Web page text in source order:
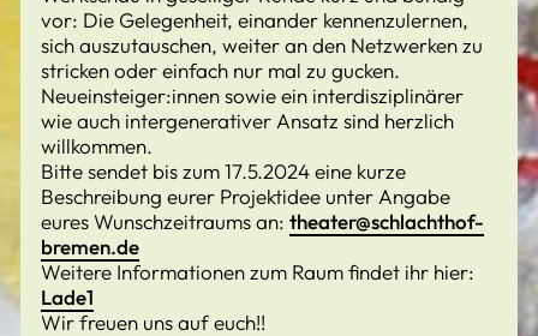
vor: Die Gelegenheit, einander kennenzulernen,
sich auszutauschen, weiter an den Netzwerken zu
stricken oder einfach nur mal zu gucken.
Neueinsteiger:innen sowie ein interdisziplinärer
wie auch intergenerativer Ansatz sind herzlich
willkommen.
Bitte sendet bis zum 17.5.2024 eine kurze
Beschreibung eurer Projektidee unter Angabe
eures Wunschzeitraums an: theater@schlachthof-
bremen.de
Weitere Informationen zum Raum findet ihr hier:
Lade1
Wir freuen uns auf euch!!